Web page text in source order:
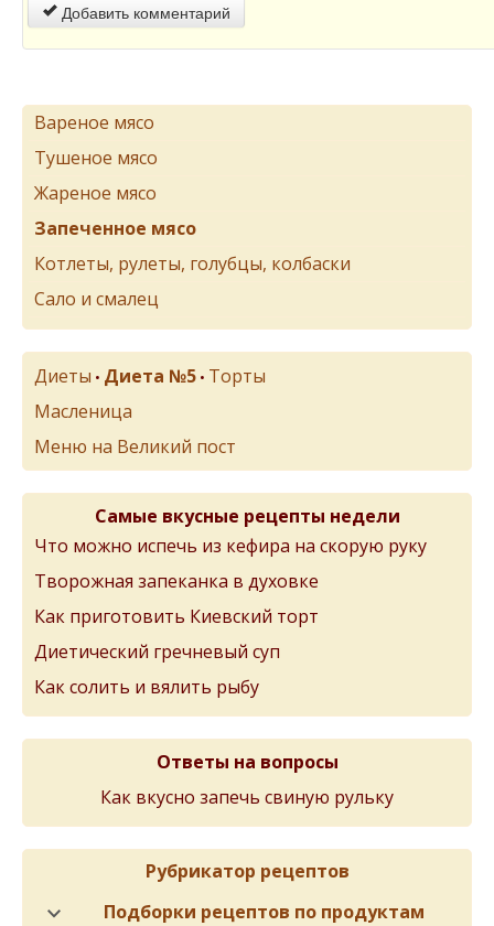
Добавить комментарий
Вареное мясо
Тушеное мясо
Жареное мясо
Запеченное мясо
Котлеты, рулеты, голубцы, колбаски
Сало и смалец
Диеты • Диета №5 • Торты
Масленица
Меню на Великий пост
Самые вкусные рецепты недели
Что можно испечь из кефира на скорую руку
Творожная запеканка в духовке
Как приготовить Киевский торт
Диетический гречневый суп
Как солить и вялить рыбу
Ответы на вопросы
Как вкусно запечь свиную рульку
Рубрикатор рецептов
Подборки рецептов по продуктам